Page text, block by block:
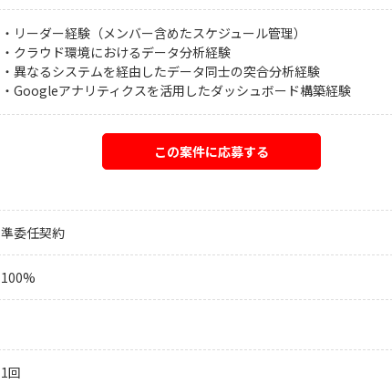
・リーダー経験（メンバー含めたスケジュール管理）
・クラウド環境におけるデータ分析経験
・異なるシステムを経由したデータ同士の突合分析経験
・Googleアナリティクスを活用したダッシュボード構築経験
この案件に応募する
準委任契約
100%
1回